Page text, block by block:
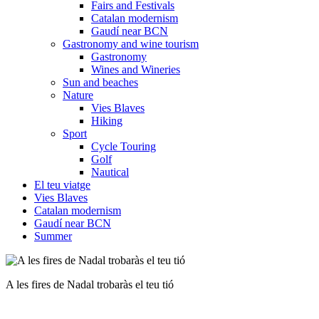
Fairs and Festivals
Catalan modernism
Gaudí near BCN
Gastronomy and wine tourism
Gastronomy
Wines and Wineries
Sun and beaches
Nature
Vies Blaves
Hiking
Sport
Cycle Touring
Golf
Nautical
El teu viatge
Vies Blaves
Catalan modernism
Gaudí near BCN
Summer